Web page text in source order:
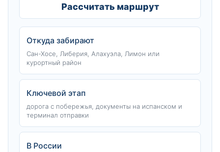
Рассчитать маршрут
Откуда забирают
Сан-Хосе, Либерия, Алахуэла, Лимон или
курортный район
Ключевой этап
дорога с побережья, документы на испанском и
терминал отправки
В России